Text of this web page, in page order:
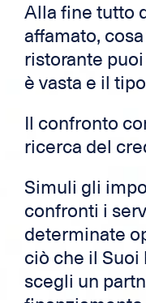
Alla fine tutto
affamato,
ristorante
è vasta e il
Il confronto
ricerca del
Simuli gli
confronti i
determinate
ciò che il Suoi
scegli un